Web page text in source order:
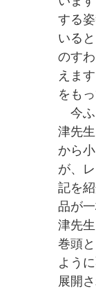
する
いる
のす
えま
をも
今ふ
津先
から
が、
記を
品が
津先
巻頭
よう
展開